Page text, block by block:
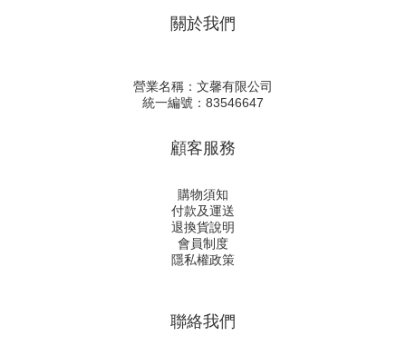
關於我們
營業名稱：文馨有限公司
統一編號：83546647
顧客服務
購物須知
付款及運送
退換貨說明
會員制度
隱私權政策
聯絡我們